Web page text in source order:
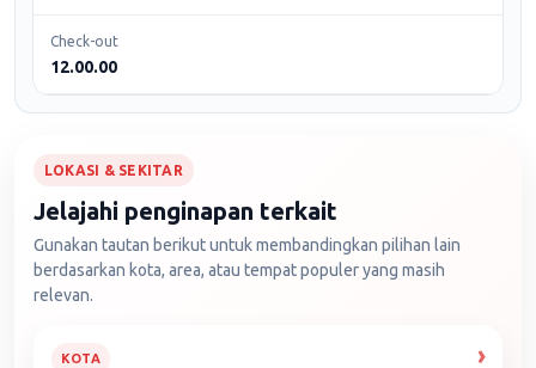
Check-out
12.00.00
LOKASI & SEKITAR
Jelajahi penginapan terkait
Gunakan tautan berikut untuk membandingkan pilihan lain
berdasarkan kota, area, atau tempat populer yang masih
relevan.
KOTA